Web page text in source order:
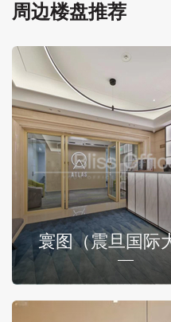
周边楼盘推荐
寰图（震旦国际